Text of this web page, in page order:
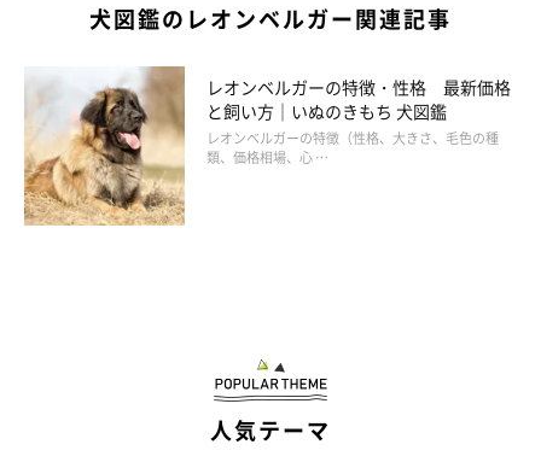
犬図鑑のレオンベルガー関連記事
レオンベルガーの特徴・性格 最新価格
と飼い方｜いぬのきもち 犬図鑑
レオンベルガーの特徴（性格、大きさ、毛色の種
類、価格相場、心 …
人気テーマ